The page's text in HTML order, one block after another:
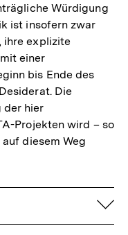
Würdigung
ist insofern zwar
ihre explizite
einer
bis Ende des
Die
der hier
Projekten wird – so
diesem Weg
Zum